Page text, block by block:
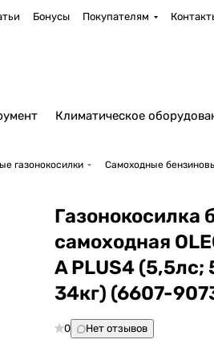
Бонусы Покупателям
Климатическое
газонокосилки Самоходные
Газонокосилка
самоходная
A PLUS4
34кг) (6607-
0 Нет отзывов